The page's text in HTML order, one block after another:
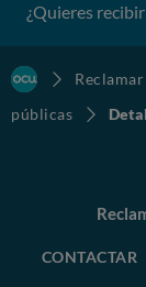
¿Quieres
públicas
CONTACTAR